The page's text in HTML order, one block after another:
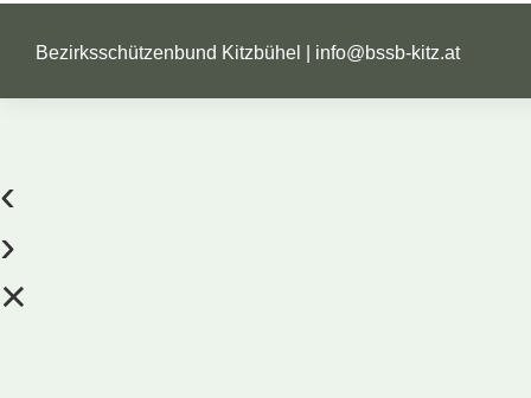
Bezirksschützenbund Kitzbühel | info@bssb-kitz.at
‹
›
×